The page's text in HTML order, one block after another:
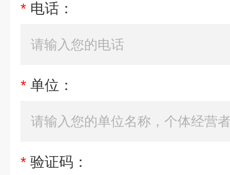
* 电话：
* 单位：
* 验证码：